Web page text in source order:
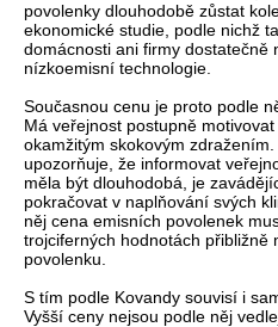
povolenky dlouhodobě zůstat
ekonomické studie, podle nichž
domácnosti ani firmy dostatečně
nízkoemisní technologie.
Současnou cenu je proto podle
Má veřejnost postupně
okamžitým skokovým
upozorňuje, že informovat
měla být dlouhodobá, je
pokračovat v naplňování svých
něj cena emisních povolenek
trojciferných hodnotách přibližně
povolenku.
S tím podle Kovandy souvisí i
Vyšší ceny nejsou podle něj